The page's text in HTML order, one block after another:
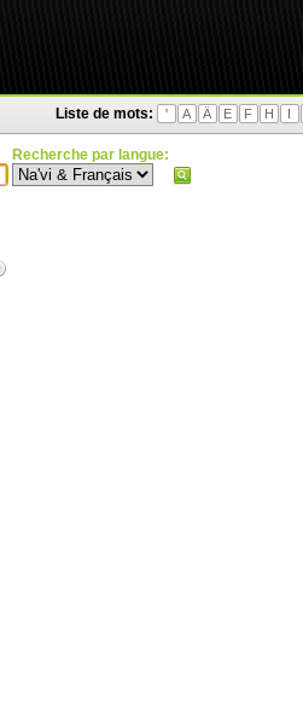
Liste de mots: ' A Ä E F H I
Recherche par langue: